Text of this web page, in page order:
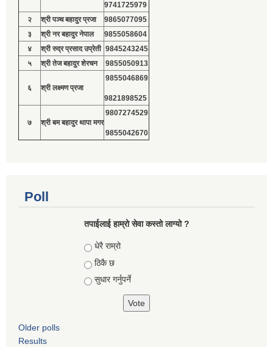
9741725979
२
श्री पञ्च बहादुर प्रजा
9865077095
३
श्री नर बहादुर नेपाल
9855058604
४
श्री रुद्र प्रसाद उप्रेती 9845243245
५
श्री तेज बहादुर शेरचन 9855050913
६ श्री लक्ष्मण प्रजा
9855046869
9821898525
७ श्री बम बहादुर थापा मगर
9807274529
9855042670
Poll
तपाईलाई हाम्रो सेवा कस्तो लाग्यो ?
Choices
धेरै राम्रो
ठिकै छ
सुधार गर्नुपर्ने
Older polls
Results